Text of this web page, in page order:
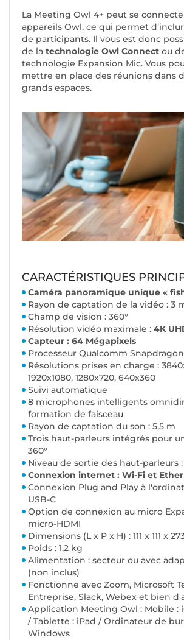
La Meeting Owl 4+ peut se
appareils Owl, ce qui permet
de participants. Il vous est donc
de la technologie Owl Connect ou
technologie Expansion Mic. Vous
mettre en place des réunions dans
grands espaces.
CARACTÉRISTIQUES
Caméra panoramique unique «
Rayon de captation de la vidéo : 3
Champ de vision : 360°
Résolution vidéo maximale : 4K
Capteur : 64 Mégapixels
Processeur Qualcomm
Résolutions prises en charge :
1920x1080, 1280x720, 640x360
Suivi automatique
8 microphones intelligents
formation de faisceau
Rayon de captation du son : 5,5 m
Trois haut-parleurs intégrés pour
360°
Niveau de sortie des haut-parleurs :
Connexion internet : Wi-Fi et
Connexion Plug and Play à
USB-C
Option de connexion au micro
micro-HDMI
Dimensions (L x P x H) : 111 x 111 x
Poids : 1,2 kg
Alimentation : secteur ou avec
(non inclus)
Fonctionne avec Zoom, Microsoft
Entreprise, Slack, Webex et bien
Application Meeting Owl : Mobile :
/ Tablette : iPad / Ordinateur de
Windows